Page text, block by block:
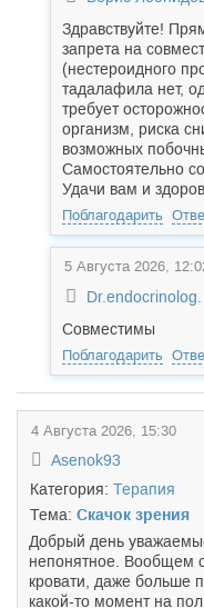
Здравствуйте!
запрета на
(нестероидного
тадалафила нет,
требует
организм, риска
возможных
Самостоятельно
Удачи вам и
Поблагодарить
5 Августа 2026,
Совместимы
Поблагодарить
4 Августа 2026, 15:30
Asenok93
Категория: Терапия
Тема: Скачок зрения
Добрый день
непонятное. Вообщем
кровати, даже больше
какой-то момент на